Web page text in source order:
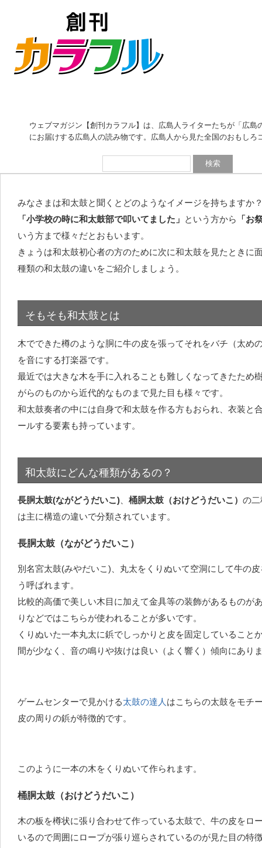
ウェブマガジン【創刊カラフル】は、広島人ライターたちが「広
にお届けする広島人の読み物です。広島人から見た全国のおもしろ
和太鼓特集 その1
知ってから見ると「なるほど！」となる2種類の和
みなさまは和太鼓と聞くとどのようなイメージを持ちますか
「小学校の時に和太鼓部で叩いてました」 という方から
「お
いう方まで様々だとおもいます。
きょうは和太鼓初心者の方のために次に和太鼓を見たときに
種類の和太鼓の違いをご紹介しましょう。
そもそも和太鼓とは
木でできた樽のような胴に牛の皮を張ってそれをバチ（太め
を音にする打楽器です。
最近では大きな木を手に入れることも難しくなってきたため
がらのものから近代的なものまで見た目も様々です。
和太鼓奏者の中には自身で和太鼓を作る方もおられ、衣装と
ールする要素も持っています。
和太鼓にどんな種類があるの？
長胴太鼓(ながどうだいこ) 桶胴太鼓（おけどうだいこ） の
は主に構造の違いで分類されています。
長胴太鼓（ながどうだいこ）
別名宮太鼓(みやだいこ)、丸太をくりぬいて空洞にして牛の
う呼ばれます。
比較的高価で美しい木目に加えて金具等の装飾があるものが
りなどではこちらが使われることが多いです。
くりぬいた一本丸太に鋲でしっかりと皮を固定していること
間が少なく、音の鳴りや抜けは良い（よく響く）傾向にあり
ゲームセンターで見かける太鼓の達人 はこちらの太鼓をモチ
皮の周りの鋲が特徴的です。
このように一本の木をくりぬいて作られます。
桶胴太鼓（おけどうだいこ）
木の板を樽状に張り合わせて作っている太鼓で、牛の皮をロ
いるので周囲にロープが張り巡らされているのが見た目の特